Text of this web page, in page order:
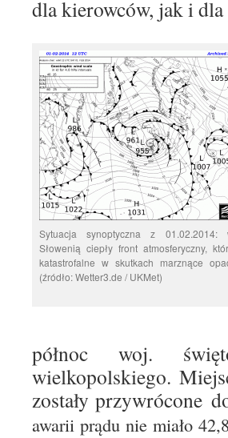
dla kierowców, jak i dla
Sytuacja synoptyczna z 01.02.2014:
Słowenią ciepły front atmosferyczny,
katastrofalne w skutkach marznące
(źródło: Wetter3.de / UKMet)
północ woj.
wielkopolskiego.
zostały przywrócone
awarii prądu nie miało